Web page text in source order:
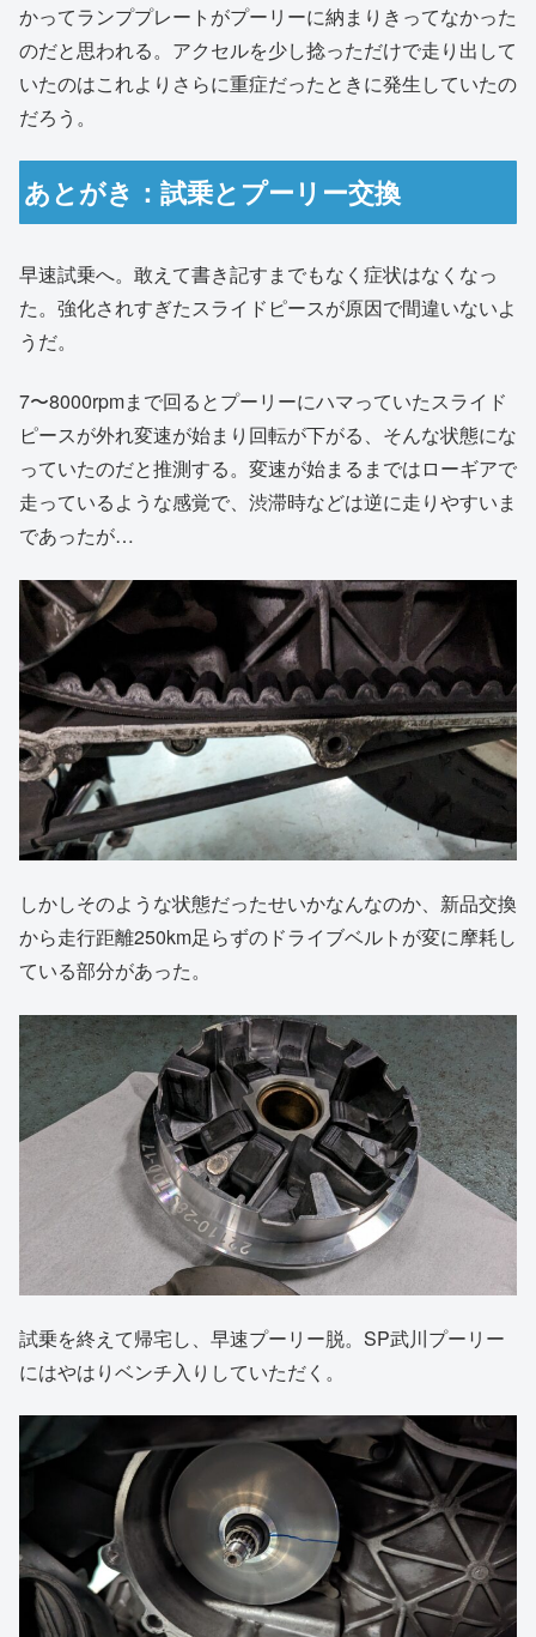
かってランププレートがプーリーに納まりきってなかった
のだと思われる。アクセルを少し捻っただけで走り出して
いたのはこれよりさらに重症だったときに発生していたの
だろう。
あとがき：試乗とプーリー交換
早速試乗へ。敢えて書き記すまでもなく症状はなくなっ
た。強化されすぎたスライドピースが原因で間違いないよ
うだ。
7〜8000rpmまで回るとプーリーにハマっていたスライド
ピースが外れ変速が始まり回転が下がる、そんな状態にな
っていたのだと推測する。変速が始まるまではローギアで
走っているような感覚で、渋滞時などは逆に走りやすいま
であったが…
しかしそのような状態だったせいかなんなのか、新品交換
から走行距離250km足らずのドライブベルトが変に摩耗し
ている部分があった。
試乗を終えて帰宅し、早速プーリー脱。SP武川プーリー
にはやはりベンチ入りしていただく。